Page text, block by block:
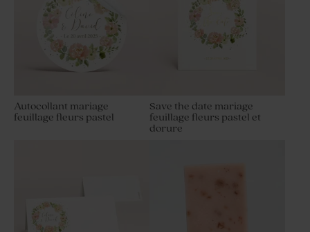
Autocollant mariage
feuillage fleurs pastel
Save the date mariage
feuillage fleurs pastel et
dorure